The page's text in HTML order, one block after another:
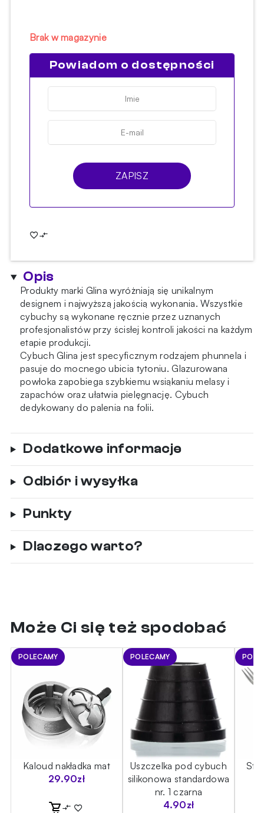
Brak w magazynie
Powiadom o dostępności
ZAPISZ
Opis
Produkty marki Glina wyróżniają się unikalnym
designem i najwyższą jakością wykonania. Wszystkie
cybuchy są wykonane ręcznie przez uznanych
profesjonalistów przy ścisłej kontroli jakości na każdym
etapie produkcji.
Cybuch Glina jest specyficznym rodzajem phunnela i
pasuje do mocnego ubicia tytoniu. Glazurowana
powłoka zapobiega szybkiemu wsiąkaniu melasy i
zapachów oraz ułatwia pielęgnację. Cybuch
dedykowany do palenia na folii.
Dodatkowe informacje
Odbiór i wysyłka
Punkty
Dlaczego warto?
Może Ci się też spodobać
POLECAMY
Kaloud nakładka mat
29.90zł
POLECAMY
Uszczelka pod cybuch
silikonowa standardowa
nr. 1 czarna
4.90zł